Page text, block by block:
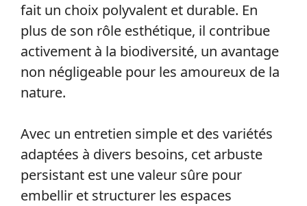
fait un choix polyvalent et durable. En
plus de son rôle esthétique, il contribue
activement à la biodiversité, un avantage
non négligeable pour les amoureux de la
nature.
Avec un entretien simple et des variétés
adaptées à divers besoins, cet arbuste
persistant est une valeur sûre pour
embellir et structurer les espaces